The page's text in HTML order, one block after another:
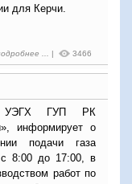
для Керчи.
... | 3466
УЭГХ ГУП РК
информирует о
подачи газа
с 8:00 до 17:00, в
работ по